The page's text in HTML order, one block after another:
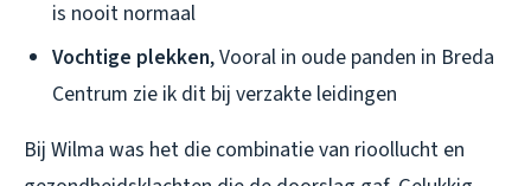
is nooit normaal
Vochtige plekken, Vooral in oude panden in Breda
Centrum zie ik dit bij verzakte leidingen
Bij Wilma was het die combinatie van rioollucht en